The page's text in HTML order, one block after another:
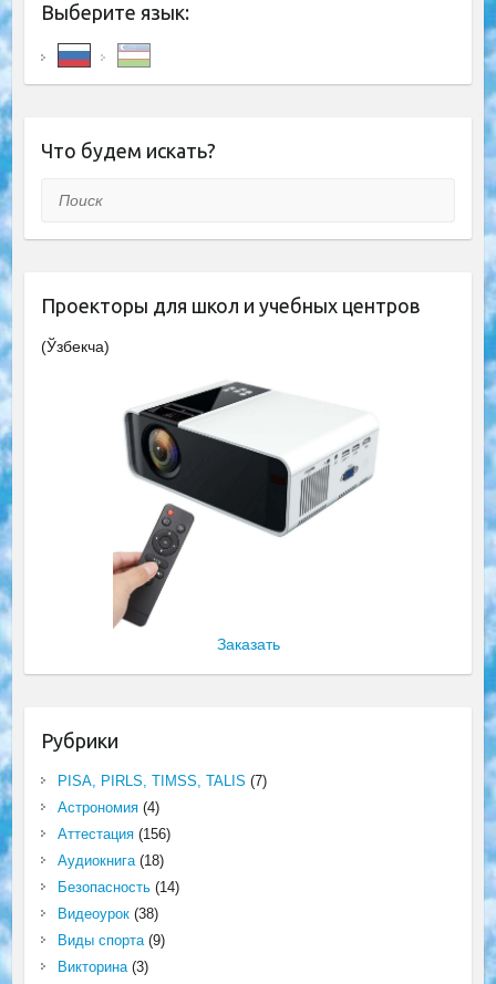
Выберите язык:
Что будем искать?
Поиск
Проекторы для школ и учебных центров
(Ўзбекча)
Заказать
Рубрики
PISA, PIRLS, TIMSS, TALIS (7)
Астрономия(4)
Аттестация(156)
Аудиокнига(18)
Безопасность(14)
Видеоурок(38)
Виды спорта(9)
Викторина(3)